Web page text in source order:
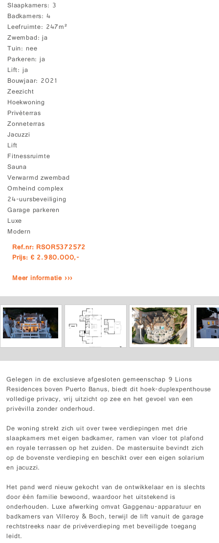
Slaapkamers 3
Badkamers 4
Leefruimte 247m²
Zwembad ja
Tuin nee
Parkeren ja
Lift ja
Bouwjaar 2021
Zeezicht
Hoekwoning
Privéterras
Zonneterras
Jacuzzi
Lift
Fitnessruimte
Sauna
Verwarmd zwembad
Omheind complex
24-uursbeveiliging
Garage parkeren
Luxe
Modern
Ref.nr: RSOR5372572
Prijs: € 2.980.000,-
Meer informatie ›››
Gelegen in de exclusieve afgesloten gemeenschap 9 Lions
Residences boven Puerto Banus, biedt dit hoek-duplexpenthouse
volledige privacy, vrij uitzicht op zee en het gevoel van een
privévilla zonder onderhoud.
De woning strekt zich uit over twee verdiepingen met drie
slaapkamers met eigen badkamer, ramen van vloer tot plafond
en royale terrassen op het zuiden. De mastersuite bevindt zich
op de bovenste verdieping en beschikt over een eigen solarium
en jacuzzi.
Het pand werd nieuw gekocht van de ontwikkelaar en is slechts
door één familie bewoond, waardoor het uitstekend is
onderhouden. Luxe afwerking omvat Gaggenau-apparatuur en
badkamers van Villeroy & Boch, terwijl de lift vanuit de garage
rechtstreeks naar de privéverdieping met beveiligde toegang
leidt.